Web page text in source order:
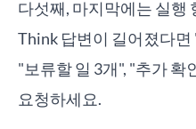
다섯째, 마지막에는 실행
Think 답변이 길어졌다면
"보류할 일 3개", "추가 확
요청하세요.